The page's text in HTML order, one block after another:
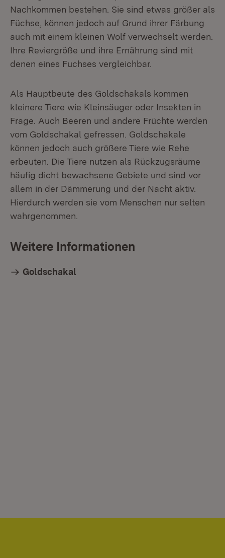
Nachkommen bestehen. Sie sind etwas größer als
Füchse, können jedoch auf Grund ihrer Färbung
auch mit einem kleinen Wolf verwechselt werden.
Ihre Reviergröße und ihre Ernährung sind mit
denen eines Fuchses vergleichbar.
Als Hauptbeute des Goldschakals kommen
kleinere Tiere wie Kleinsäuger oder Insekten in
Frage. Auch Beeren und andere Früchte werden
vom Goldschakal gefressen. Goldschakale
können jedoch auch größere Tiere wie Rehe
erbeuten. Die Tiere nutzen als Rückzugsräume
häufig dicht bewachsene Gebiete und sind vor
allem in der Dämmerung und der Nacht aktiv.
Hierdurch werden sie vom Menschen nur selten
wahrgenommen.
Weitere Informationen
Goldschakal